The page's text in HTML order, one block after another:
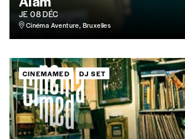
Offre découverte
Vous souhaitez découvrirImag?
offrons les deux derniers numéros
JE 08 DÉC
Cinéma Aventure, Bruxelles
CINEMAMED DJ SET